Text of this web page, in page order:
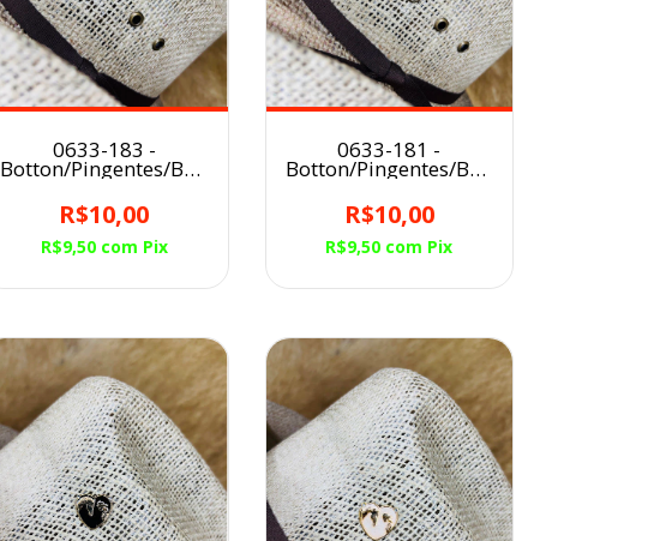
0633-183 -
Botton/Pingentes/Broche
para Chapéu LONG
HOORNS
R$10,00
R$9,50 com Pix
0633-181 -
Botton/Pingentes/Broche
para Chapéu O AGRO
NÃO PARA
R$10,00
R$9,50 com Pix